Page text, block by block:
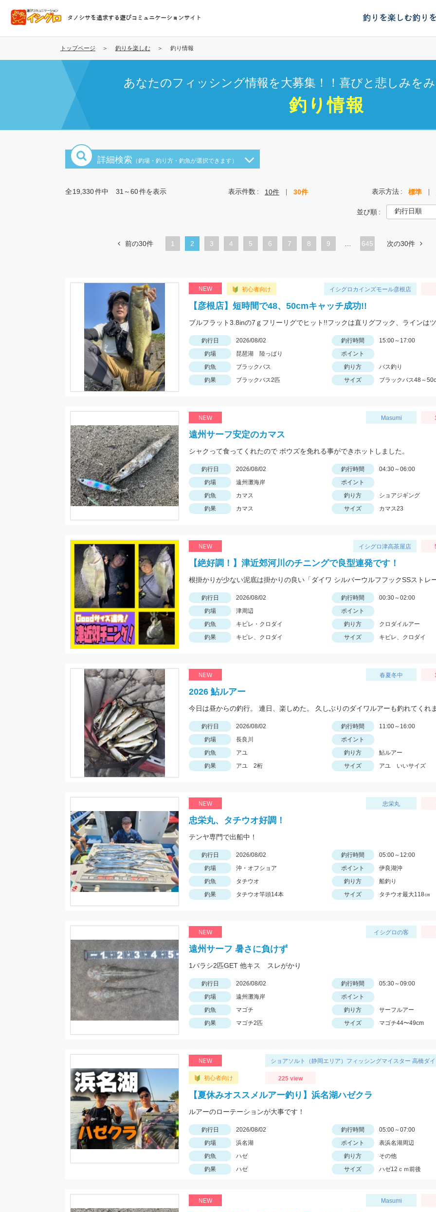
コ
テ
タノシサを追求する遊びコミュニケーションサイト 釣りを楽しむ釣り
トップページ 釣りを楽しむ 釣り情報
あなたのフィッシング情報を大募集！！喜びと悲しみをみ
釣り情報
詳細検索 （釣場・釣り方・釣魚が選択できます）
全19,330件中 31～60件を表示 表示件数 10件 30件 表示方法 標準
並び順
前の30件 1
カ
ペ
2
ペ
3
ペ
4
ペ
5
ペ
6
ペ
7
ペ
8
ペ
9 645 次の30件
NEW 初心者向け イシグロカインズモール彦根店
【彦根店】短時間で48、50cmキャッチ成功!!
釣行日 2026/08/02 釣行時間
15:00～17:00
釣場
琵琶湖 陸っぱり
ポイント
釣魚
ブラックバス 釣り方
バス釣り
釣果
ブラックバス2匹 サイズ ブラックバス48～
NEW Masumi
遠州サーフ安定のカマス
シャクって食ってくれたので ボウズを免れる事ができホットしました。
釣行日 2026/08/02 釣行時間
04:30～06:00
釣場
遠州灘海岸
ポイント
釣魚
カマス 釣り方
ショアジギング
釣果
カマス サイズ カマス23
NEW イシグロ津高茶屋店
【絶好調！】津近郊河川のチニングで良型連発です！
釣行日 2026/08/02 釣行時間
00:30～02:00
釣場
津周辺
ポイント
釣魚
キビレ・クロダイ 釣り方
クロダイルアー
釣果
キビレ、クロダイ サイズ キビレ、クロダイ
NEW 春夏冬中
2026 鮎ルアー
今日は昼からの釣行。 連日、楽しめた。 久しぶりのダイワルアーも釣れてくれま
釣行日 2026/08/02 釣行時間
11:00～16:00
釣場
長良川
ポイント
釣魚
アユ 釣り方
鮎ルアー
釣果
アユ 2桁 サイズ アユ いいサイズ
NEW 忠栄丸
忠栄丸、タチウオ好調！
テンヤ専門で出船中！
釣行日 2026/08/02 釣行時間
05:00～12:00
釣場
沖・オフショア ポイント
伊良湖沖
釣魚
タチウオ 釣り方
船釣り
釣果
タチウオ竿頭14本 サイズ タチウオ最大118㎝
NEW イシグロの客
遠州サーフ 暑さに負けず
1バラシ2匹GET 他キス スレがかり
釣行日 2026/08/02 釣行時間
05:30～09:00
釣場
遠州灘海岸
ポイント
釣魚
マゴチ 釣り方
サーフルアー
釣果
マゴチ2匹 サイズ マゴチ44〜49cm
NEW
初心者向け
ショアソルト（静岡エリア）フィッシングマイスター 高橋ダ
225 view
【夏休みオススメルアー釣り】浜名湖ハゼクラ
ルアーのローテーションが大事です！
釣行日 2026/08/02 釣行時間
05:00～07:00
釣場
浜名湖 ポイント
表浜名湖周辺
釣魚
ハゼ 釣り方
その他
釣果
ハゼ サイズ ハゼ12ｃｍ前後
NEW Masumi